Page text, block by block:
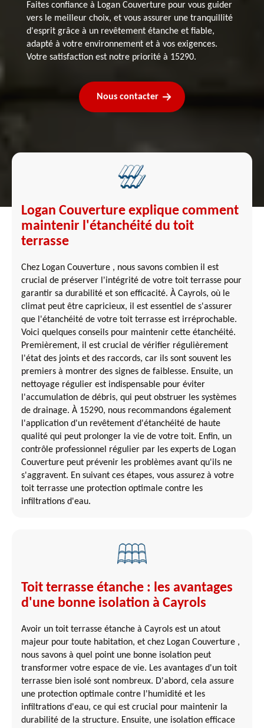
Faites confiance à Logan Couverture pour vous guider
vers le meilleur choix, et vous assurer une tranquillité
d'esprit grâce à un revêtement étanche et fiable,
adapté à votre environnement et à vos exigences.
Votre satisfaction est notre priorité à 15290.
Nous contacter
Logan Couverture explique comment
maintenir l'étanchéité du toit
terrasse
Chez Logan Couverture , nous savons combien il est
crucial de préserver l'intégrité de votre toit terrasse pour
garantir sa durabilité et son efficacité. À Cayrols, où le
climat peut être capricieux, il est essentiel de s'assurer
que l'étanchéité de votre toit terrasse est irréprochable.
Voici quelques conseils pour maintenir cette étanchéité.
Premièrement, il est crucial de vérifier régulièrement
l'état des joints et des raccords, car ils sont souvent les
premiers à montrer des signes de faiblesse. Ensuite, un
nettoyage régulier est indispensable pour éviter
l'accumulation de débris, qui peut obstruer les systèmes
de drainage. À 15290, nous recommandons également
l'application d'un revêtement d'étanchéité de haute
qualité qui peut prolonger la vie de votre toit. Enfin, un
contrôle professionnel régulier par les experts de Logan
Couverture peut prévenir les problèmes avant qu'ils ne
s'aggravent. En suivant ces étapes, vous assurez à votre
toit terrasse une protection optimale contre les
infiltrations d'eau.
Toit terrasse étanche : les avantages
d'une bonne isolation à Cayrols
Avoir un toit terrasse étanche à Cayrols est un atout
majeur pour toute habitation, et chez Logan Couverture ,
nous savons à quel point une bonne isolation peut
transformer votre espace de vie. Les avantages d'un toit
terrasse bien isolé sont nombreux. D'abord, cela assure
une protection optimale contre l'humidité et les
infiltrations d'eau, ce qui est crucial pour maintenir la
durabilité de la structure. Ensuite, une isolation efficace